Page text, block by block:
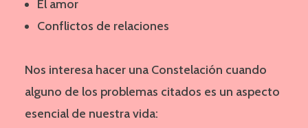
El amor
Conflictos de relaciones
Nos interesa hacer una Constelación cuando
alguno de los problemas citados es un aspecto
esencial de nuestra vida: